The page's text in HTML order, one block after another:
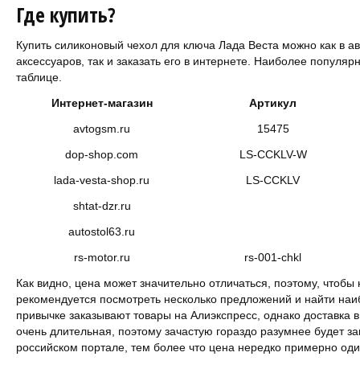
Где купить?
Купить силиконовый чехол для ключа Лада Веста можно как в
аксессуаров, так и заказать его в интернете. Наиболее
таблице.
Интернет-магазин
Артикул
avtogsm.ru
15475
dop-shop.com
LS-CCKLV-W
lada-vesta-shop.ru
LS-CCKLV
shtat-dzr.ru
autostol63.ru
rs-motor.ru
rs-001-chkl
Как видно, цена может значительно отличаться, поэтому, чтобы
рекомендуется посмотреть несколько предложений и найти
привычке заказывают товары на Алиэкспресс, однако
очень длительная, поэтому зачастую гораздо разумнее будет
российском портале, тем более что цена нередко примерно